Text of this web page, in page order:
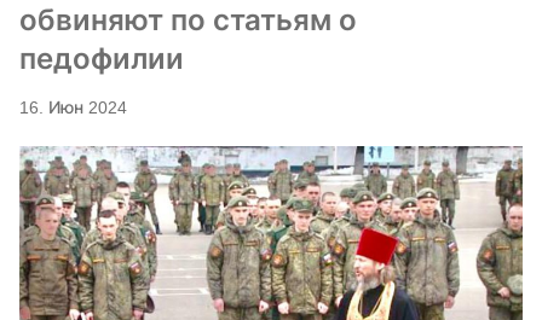
обвиняют по статьям о
педофилии
16. Июн 2024